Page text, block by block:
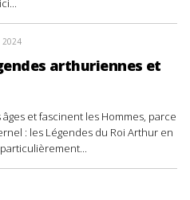
2024
arthuriennes et
et fascinent les Hommes, parce
: les Légendes du Roi Arthur en